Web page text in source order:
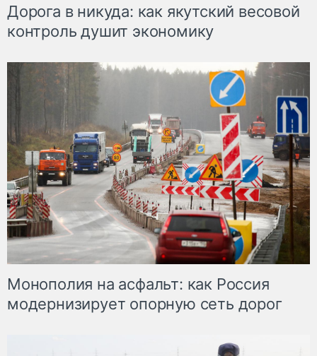
Дорога в никуда: как якутский весовой
контроль душит экономику
Монополия на асфальт: как Россия
модернизирует опорную сеть дорог